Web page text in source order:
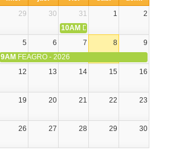
29 30 31 1
2
10AM DIA NACIONAL DE LA
5 6 7 8
9
9AM FEAGRO - 2026
12 13 14 15 16
19 20 21 22 23
26 27 28 29 30